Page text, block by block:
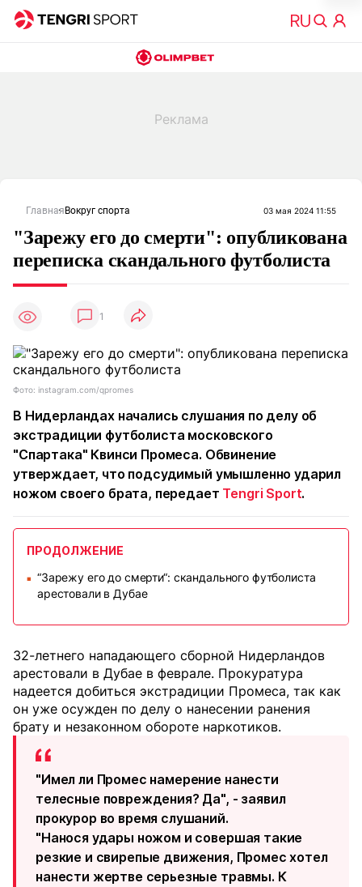
Главная Вокруг спорта 03 мая 2024 11:55
"Зарежу его до смерти": опубликована
переписка скандального футболиста
1
Фото: instagram.com/qpromes
В Нидерландах начались слушания по делу об
экстрадиции футболиста московского
"Спартака" Квинси Промеса. Обвинение
утверждает, что подсудимый умышленно ударил
ножом своего брата, передает Tengri Sport.
ПРОДОЛЖЕНИЕ
■
“Зарежу его до смерти“: скандального футболиста
арестовали в Дубае
32-летнего нападающего сборной Нидерландов
арестовали в Дубае в феврале. Прокуратура
надеется добиться экстрадиции Промеса, так как
он уже осужден по делу о нанесении ранения
брату и незаконном обороте наркотиков.
"Имел ли Промес намерение нанести
телесные повреждения? Да", - заявил
прокурор во время слушаний.
"Нанося удары ножом и совершая такие
резкие и свирепые движения, Промес хотел
нанести жертве серьезные травмы. К